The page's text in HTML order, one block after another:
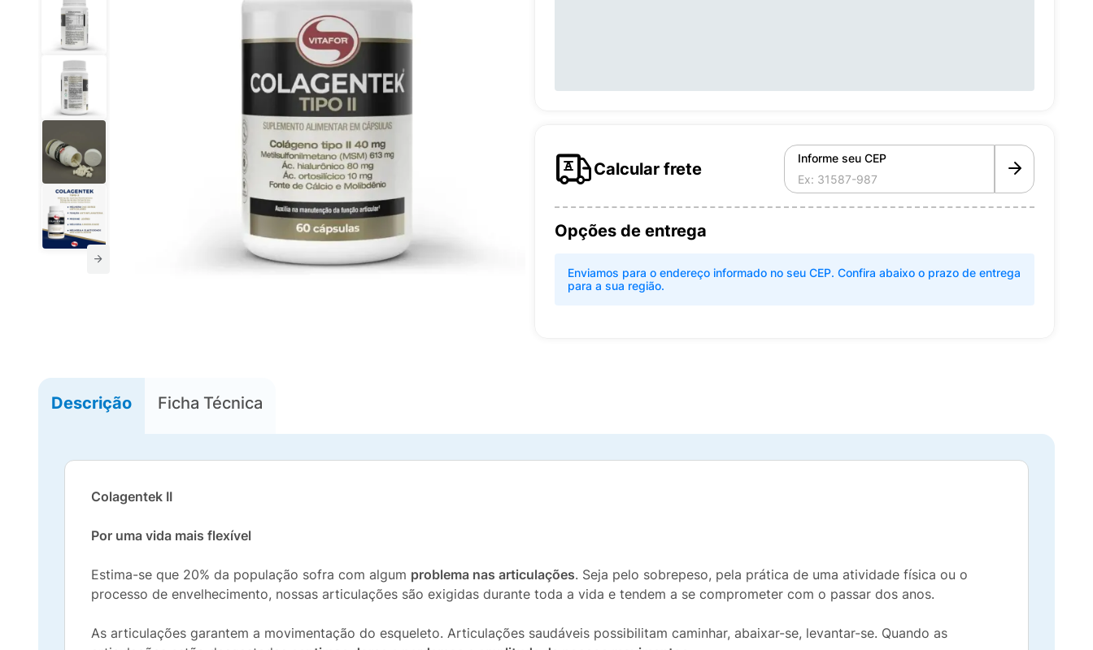
Calcular frete
Informe seu CEP
Opções de entrega
Enviamos para o endereço informado no seu CEP. Confira abaixo o prazo de entrega
para a sua região.
Descrição Ficha Técnica
Colagentek II
Por uma vida mais flexível
Estima-se que 20% da população sofra com algum problema nas articulações. Seja pelo sobrepeso, pela prática de uma atividade física ou o
processo de envelhecimento, nossas articulações são exigidas durante toda a vida e tendem a se comprometer com o passar dos anos.
As articulações garantem a movimentação do esqueleto. Articulações saudáveis possibilitam caminhar, abaixar-se, levantar-se. Quando as